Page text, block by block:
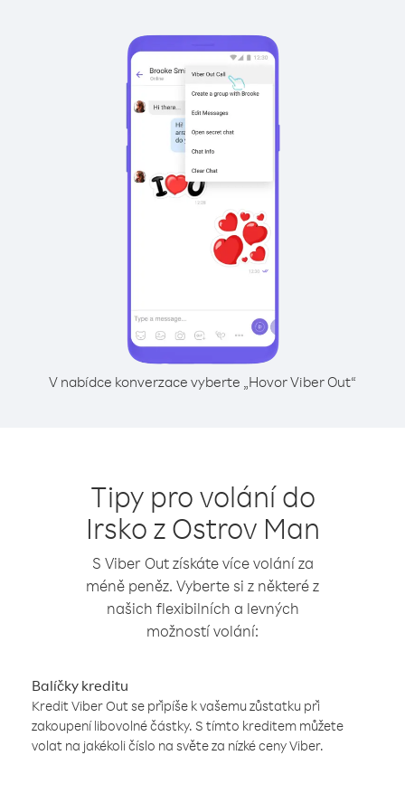
V nabídce konverzace vyberte „Hovor Viber Out“
Tipy pro volání do
Irsko z Ostrov Man
S Viber Out získáte více volání za
méně peněz. Vyberte si z některé z
našich flexibilních a levných
možností volání:
Balíčky kreditu
Kredit Viber Out se připíše k vašemu zůstatku při
zakoupení libovolné částky. S tímto kreditem můžete
volat na jakékoli číslo na světe za nízké ceny Viber.